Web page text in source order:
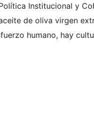
Institucional y
de oliva virgen
humano, hay